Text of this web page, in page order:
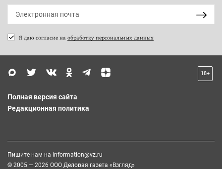
Я даю согласие на обработку персональных данных
18+
Полная версия сайта
Редакционная политика
Пишите нам на information@vz.ru
© 2005 — 2026 ООО Деловая газета «Взгляд»